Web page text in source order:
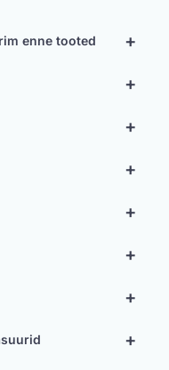
+
enne tooted
+
+
+
+
+
+
+